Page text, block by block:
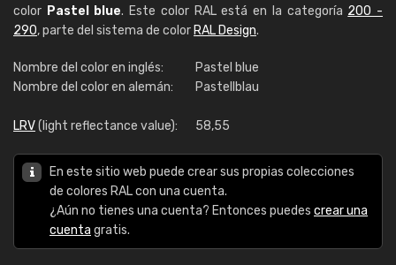
color Pastel blue. Este color RAL está en la categoría 200 -
290, parte del sistema de color RAL Design.
Nombre del color en inglés:
Pastel blue
Nombre del color en alemán:
Pastellblau
LRV(light reflectance value): 58,55
En este sitio web puede crear sus propias colecciones
de colores RAL con una cuenta.
¿Aún no tienes una cuenta? Entonces puedes crear una
cuenta gratis.